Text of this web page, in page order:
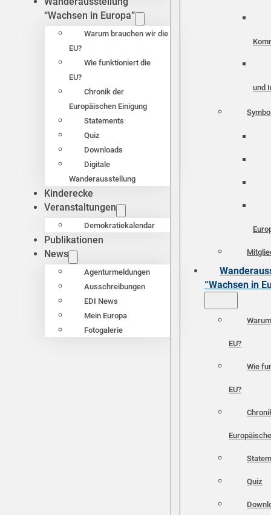
“Wachsen in Europa”
Warum brauchen wir die
EU?
Wie funktioniert die
EU?
Chronik der
Europäischen Einigung
Statements
Quiz
Downloads
Digitale
Wanderausstellung
Kinderecke
Veranstaltungen
Demokratiekalendar
Publikationen
News
Agenturmeldungen
Ausschreibungen
EDI News
Mein Europa
Fotogalerie
und
“Wachsen in
EU?
Wie
EU?
Quiz